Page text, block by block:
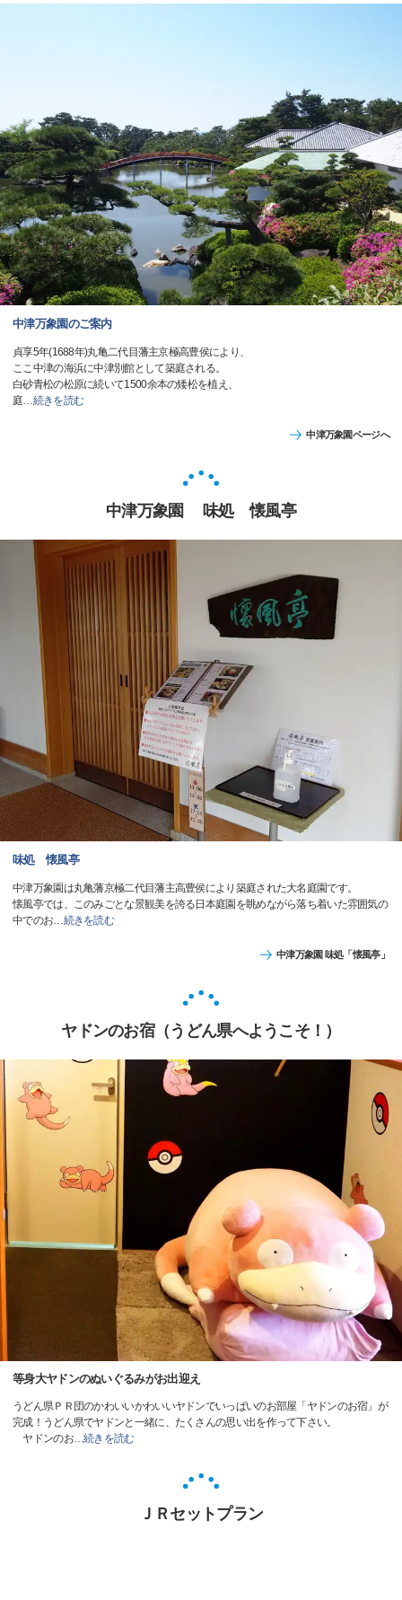
中津万象園のご案内
貞享5年(1688年)丸亀二代目藩主京極高豊侯により、
ここ中津の海浜に中津別館として築庭される。
白砂青松の松原に続いて1500余本の矮松を植え、
庭…続きを読む
中津万象園ページへ
中津万象園 味処 懐風亭
味処 懐風亭
中津万象園は丸亀藩京極二代目藩主高豊侯により築庭された大名庭園です。
懐風亭では、このみごとな景観美を誇る日本庭園を眺めながら落ち着いた雰囲気の
中でのお…続きを読む
中津万象園 味処「懐風亭」
ヤドンのお宿（うどん県へようこそ！）
等身大ヤドンのぬいぐるみがお出迎え
うどん県ＰＲ団のかわいいかわいいヤドンでいっぱいのお部屋「ヤドンのお宿」が
完成！うどん県でヤドンと一緒に、たくさんの思い出を作って下さい。
ヤドンのお…続きを読む
ＪＲセットプラン